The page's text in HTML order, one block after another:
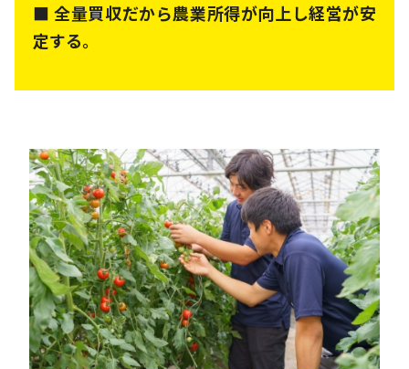
■ 全量買収だから農業所得が向上し経営が安
定する。